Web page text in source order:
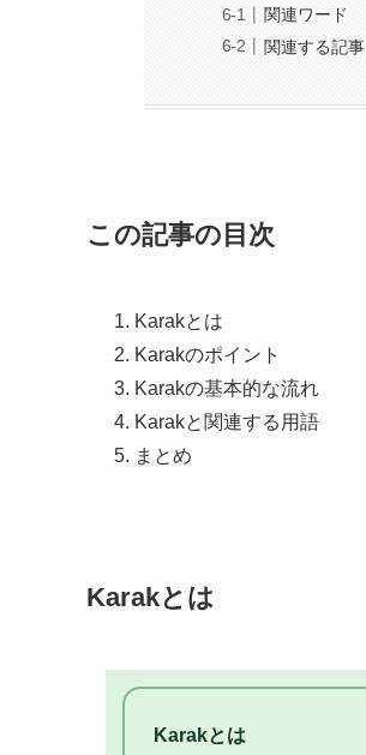
関連ワード
関連する記事
この記事の目次
Karakとは
Karakのポイント
Karakの基本的な流れ
Karakと関連する用語
まとめ
Karakとは
Karakとは